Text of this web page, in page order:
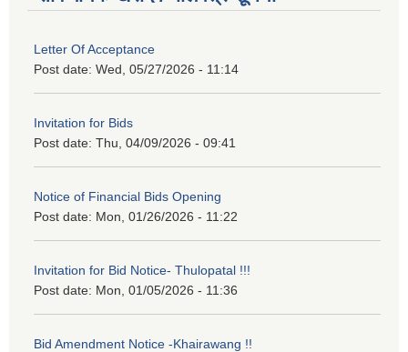
Letter Of Acceptance
Post date: Wed, 05/27/2026 - 11:14
Invitation for Bids
Post date: Thu, 04/09/2026 - 09:41
Notice of Financial Bids Opening
Post date: Mon, 01/26/2026 - 11:22
Invitation for Bid Notice- Thulopatal !!!
Post date: Mon, 01/05/2026 - 11:36
Bid Amendment Notice -Khairawang !!